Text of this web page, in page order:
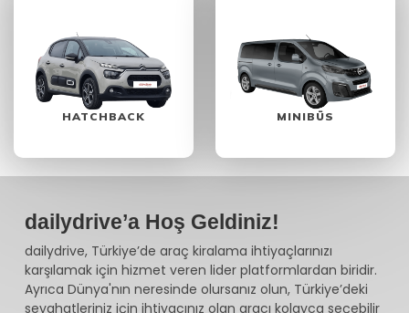
HATCHBACK MINIBÜS
dailydrive’a Hoş Geldiniz!
dailydrive, Türkiye’de araç kiralama ihtiyaçlarınızı
karşılamak için hizmet veren lider platformlardan biridir.
Ayrıca Dünya'nın neresinde olursanız olun, Türkiye’deki
seyahatleriniz için ihtiyacınız olan aracı kolayca seçebilir